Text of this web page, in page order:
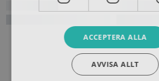
ACCEPTERA ALLA
AVVISA ALLT